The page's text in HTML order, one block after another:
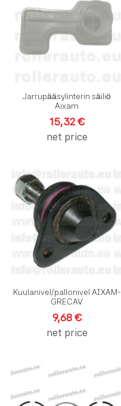
Jarrupääsylinterin säiliö
Aixam
15,32 €
net price
Kuulanivel/pallonivel AIXAM-
GRECAV
9,68 €
net price